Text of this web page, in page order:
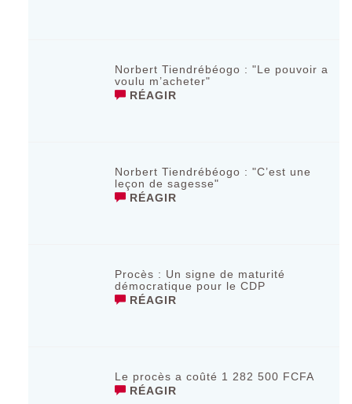
Norbert Tiendrébéogo : "Le pouvoir a
voulu m’acheter"
RÉAGIR
Norbert Tiendrébéogo : "C’est une
leçon de sagesse"
RÉAGIR
Procès : Un signe de maturité
démocratique pour le CDP
RÉAGIR
Le procès a coûté 1 282 500 FCFA
RÉAGIR